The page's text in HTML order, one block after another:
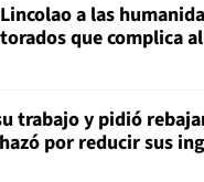
a las
que complica
trabajo y pidió
por reducir sus